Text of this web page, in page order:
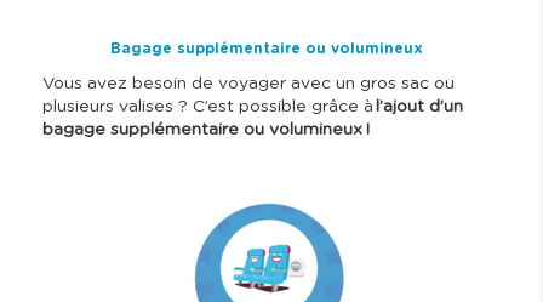
Bagage supplémentaire ou volumineux
Vous avez besoin de voyager avec un gros sac ou
plusieurs valises ? C’est possible grâce à l’ajout d’un
bagage supplémentaire ou volumineux !